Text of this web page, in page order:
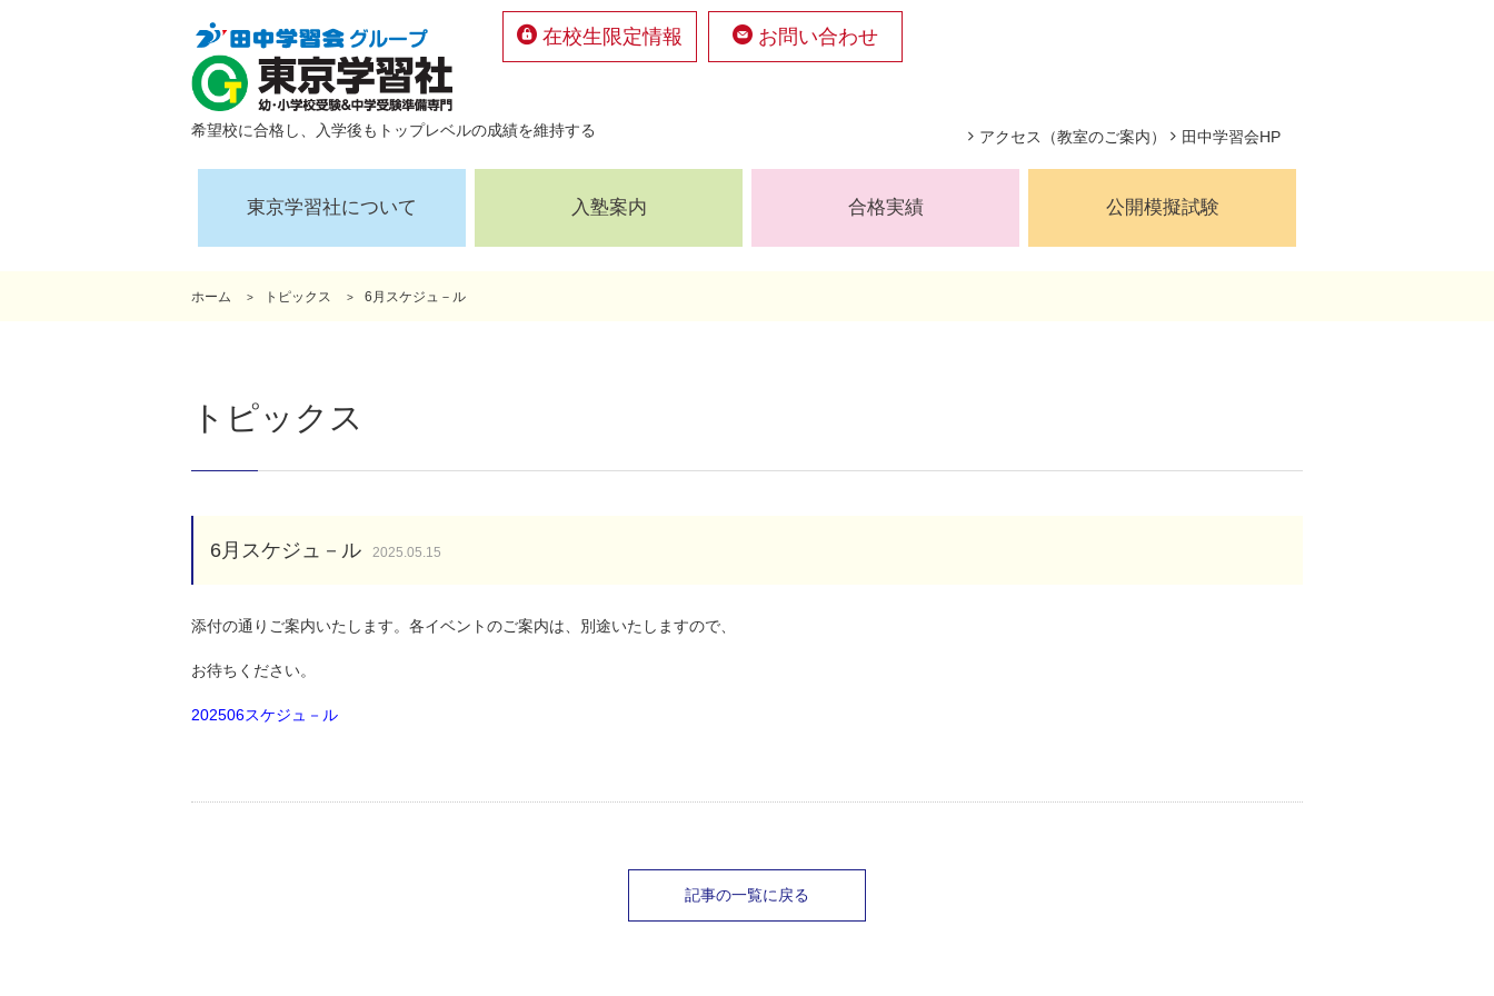
希望校に合格し、入学後もトップレベルの成績を維持する
在校生限定情報 お問い合わせ
アクセス（教室のご案内） 田中学習会HP
東京学習社について 入塾案内 合格実績 公開模擬試験
ホーム トピックス 6月スケジュ－ル
トピックス
6月スケジュ－ル 2025.05.15
添付の通りご案内いたします。各イベントのご案内は、別途いたしますので、
お待ちください。
202506スケジュ－ル
記事の一覧に戻る